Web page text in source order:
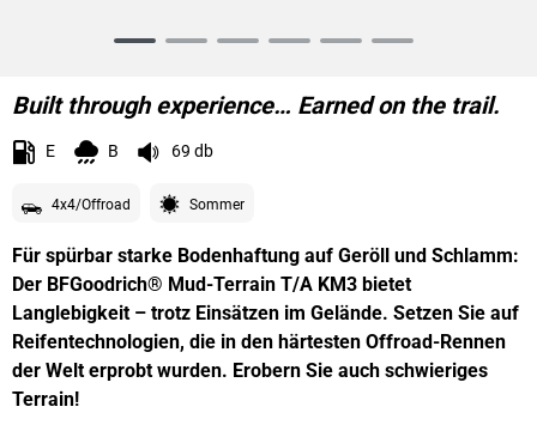
6
Built through experience… Earned on the trail.
E B 69 db
4x4/Offroad Sommer
Für spürbar starke Bodenhaftung auf Geröll und Schlamm:
Der BFGoodrich® Mud-Terrain T/A KM3 bietet
Langlebigkeit – trotz Einsätzen im Gelände. Setzen Sie auf
Reifentechnologien, die in den härtesten Offroad-Rennen
der Welt erprobt wurden. Erobern Sie auch schwieriges
Terrain!